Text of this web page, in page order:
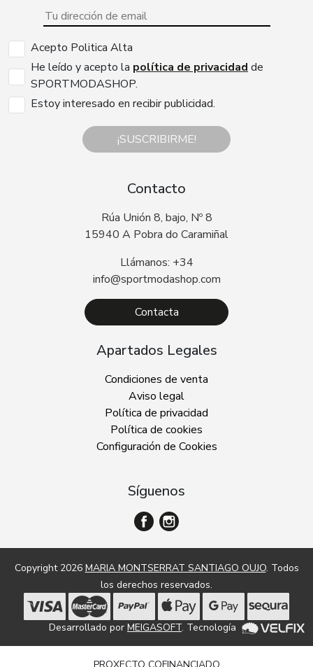
Acepto Politica Alta
He leído y acepto la política de privacidad de
SPORTMODASHOP.
Estoy interesado en recibir publicidad.
¡SUSCRIBIRME!
Contacto
Rúa Unión 8, bajo, Nº 8
15940 A Pobra do Caramiñal
Llámanos: +34
info@sportmodashop.com
Contacta
Apartados Legales
Condiciones de venta
Aviso legal
Política de privacidad
Política de cookies
Configuración de Cookies
Síguenos
Copyright 2026 MARIA MONTSERRAT SANTIAGO OUJO. Todos
los derechos reservados.
Desarrollado por MEIGASOFT. Tecnología